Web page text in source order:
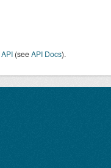
API (seeAPI Docs).